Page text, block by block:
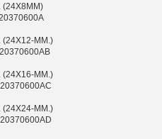
(24X8MM)
(24X12-MM.)
(24X16-MM.)
(24X24-MM.)